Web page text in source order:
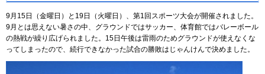
9月15日（金曜日）と19日（火曜日）、第1回スポーツ大会が開催されました。
9月とは思えない暑さの中、グラウンドではサッカー、体育館ではバレーボール
の熱戦が繰り広げられました。15日午後は雷雨のためグラウンドが使えなくな
ってしまったので、続行できなかった試合の勝敗はじゃんけんで決めました。